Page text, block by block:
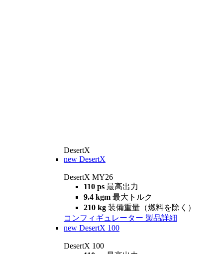
DesertX
new DesertX
DesertX MY26
110 ps 最高出力
9.4 kgm 最大トルク
210 kg 装備重量（燃料を除く）
コンフィギュレーター 製品詳細
new DesertX 100
DesertX 100